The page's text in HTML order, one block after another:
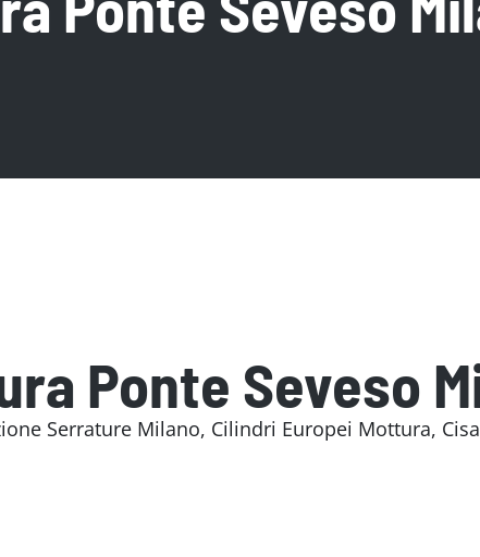
Ponte Seveso
Serrature Milano, Cilindri Europei Mottura,